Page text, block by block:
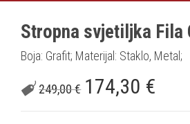
Stropna svjetiljka Fila
Boja: Grafit; Materijal: Staklo, Metal;
249,00€ 174,30 €